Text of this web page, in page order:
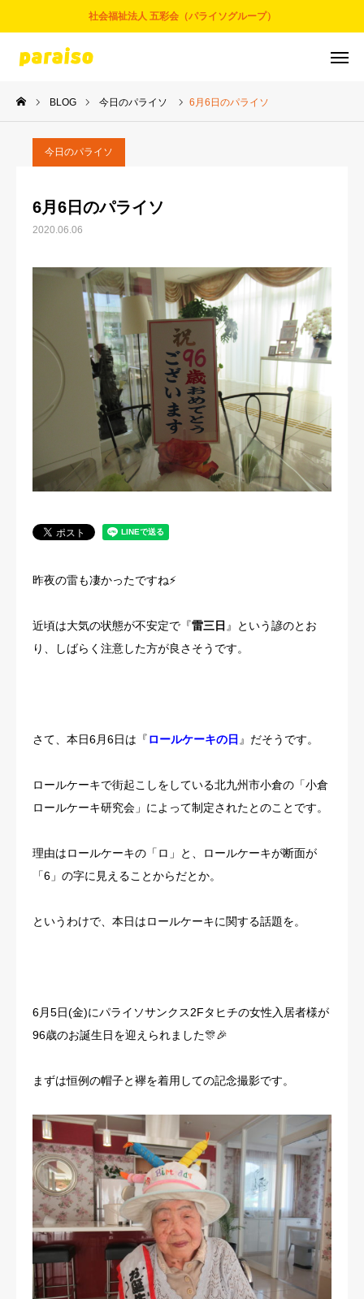
社会福祉法人 五彩会（パライソグループ）
BLOG 今日のパライソ 6月6日のパライソ
今日のパライソ
6月6日のパライソ
2020.06.06
昨夜の雷も凄かったですね⚡
近頃は大気の状態が不安定で『雷三日 』という諺のとお
り、しばらく注意した方が良さそうです。
さて、本日6月6日は『ロールケーキの日 』だそうです。
ロールケーキで街起こしをしている北九州市小倉の「小倉
ロールケーキ研究会」によって制定されたとのことです。
理由はロールケーキの「ロ」と、ロールケーキが断面が
「6」の字に見えることからだとか。
というわけで、本日はロールケーキに関する話題を。
6月5日(金)にパライソサンクス2Fタヒチの女性入居者様が
96歳のお誕生日を迎えられました🎊🎉
まずは恒例の帽子と襷を着用しての記念撮影です。
お問合せ サービスについて
アクセス
事業とサービス
パライソブログ
スタッフ紹介
法人概要